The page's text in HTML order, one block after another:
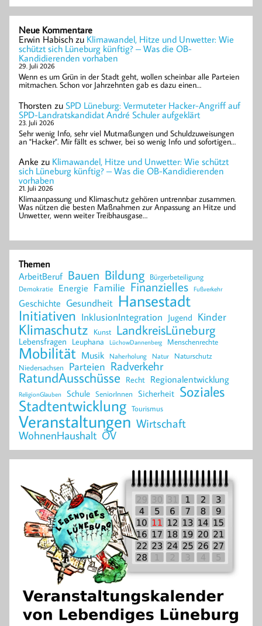
Neue Kommentare
Erwin Habisch zu Klimawandel, Hitze und Unwetter: Wie
schützt sich Lüneburg künftig? – Was die OB-
Kandidierenden vorhaben
29. Juli 2026
Wenn es um Grün in der Stadt geht, wollen scheinbar alle Parteien
mitmachen. Schon vor Jahrzehnten gab es dazu einen…
Thorsten zu SPD Lüneburg: Vermuteter Hacker-Angriff auf
SPD-Landratskandidat André Schuler aufgeklärt
23. Juli 2026
Sehr wenig Info, sehr viel Mutmaßungen und Schuldzuweisungen
an "Hacker". Mir fällt es schwer, bei so wenig Info und sofortigen…
Anke zu Klimawandel, Hitze und Unwetter: Wie schützt
sich Lüneburg künftig? – Was die OB-Kandidierenden
vorhaben
21. Juli 2026
Klimaanpassung und Klimaschutz gehören untrennbar zusammen.
Was nützen die besten Maßnahmen zur Anpassung an Hitze und
Unwetter, wenn weiter Treibhausgase…
Themen
ArbeitBeruf Bauen Bildung Bürgerbeteiligung
Demokratie Energie Familie Finanzielles Fußverkehr
Geschichte Gesundheit Hansestadt
Initiativen InklusionIntegration Jugend Kinder
Klimaschutz Kunst LandkreisLüneburg
Lebensfragen Leuphana LüchowDannenberg Menschenrechte
Mobilität Musik Naherholung Natur Naturschutz
Niedersachsen Parteien Radverkehr
RatundAusschüsse Recht Regionalentwicklung
ReligionGlauben Schule SeniorInnen Sicherheit Soziales
Stadtentwicklung Tourismus
Veranstaltungen Wirtschaft
WohnenHaushalt ÖV